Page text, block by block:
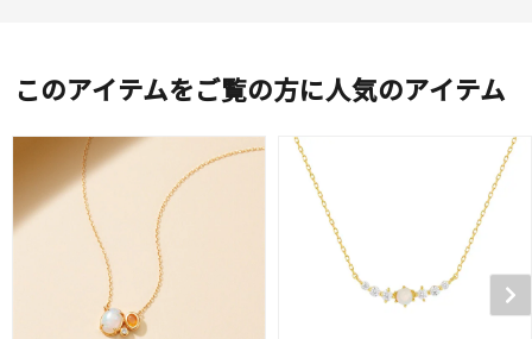
このアイテムをご覧の方に人気のアイテム